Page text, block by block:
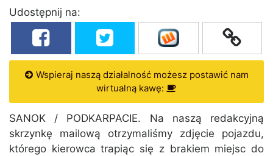
Udostępnij na:
Wspieraj naszą działalność możesz postawić nam
wirtualną kawę:
SANOK / PODKARPACIE. Na naszą redakcyjną
skrzynkę mailową otrzymaliśmy zdjęcie pojazdu,
którego kierowca trapiąc się z brakiem miejsc do